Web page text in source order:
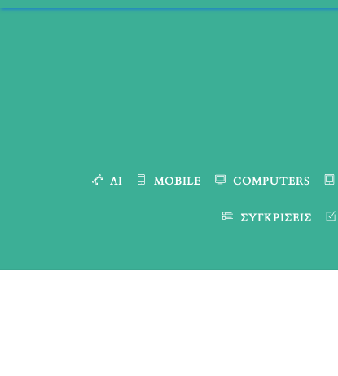
Skip
AI MOBILE COMPUTERS
ΣΥΓΚΡΊΣΕΙΣ